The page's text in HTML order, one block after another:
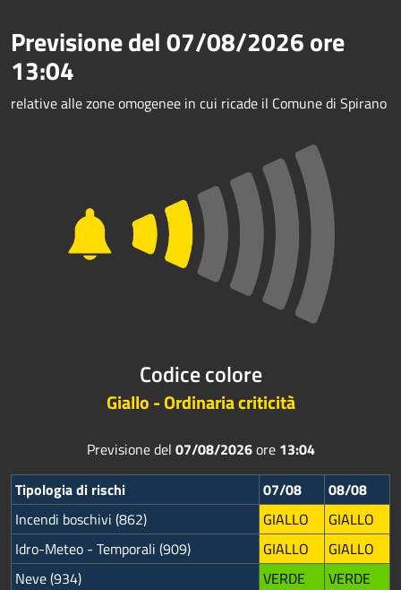
Previsione del07/08/2026ore
13:04
relative alle zone omogenee in cui ricade il Comune di Spirano
Codice colore
Giallo - Ordinaria criticità
Previsione del 07/08/2026ore 13:04
Tipologia di rischi
07/08
08/08
Incendi boschivi (862)
GIALLO
GIALLO
Idro-Meteo - Temporali (909)
GIALLO
GIALLO
Neve (934)
VERDE VERDE